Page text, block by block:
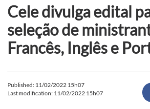
Cele divulga edital
seleção de
Francês, Inglês e
Published: 11/02/2022 15h07
Last modification: 11/02/2022 15h07